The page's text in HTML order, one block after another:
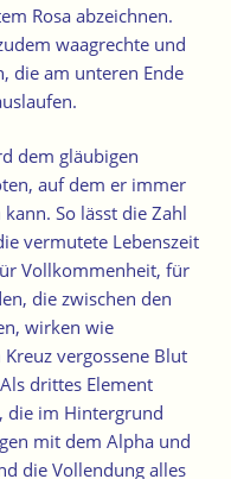
Rosa abzeichnen.
waagrechte und
die am unteren Ende
.
dem gläubigen
auf dem er immer
So lässt die Zahl
vermutete Lebenszeit
Vollkommenheit, für
die zwischen den
wirken wie
vergossene Blut
drittes Element
die im Hintergrund
mit dem Alpha und
die Vollendung alles